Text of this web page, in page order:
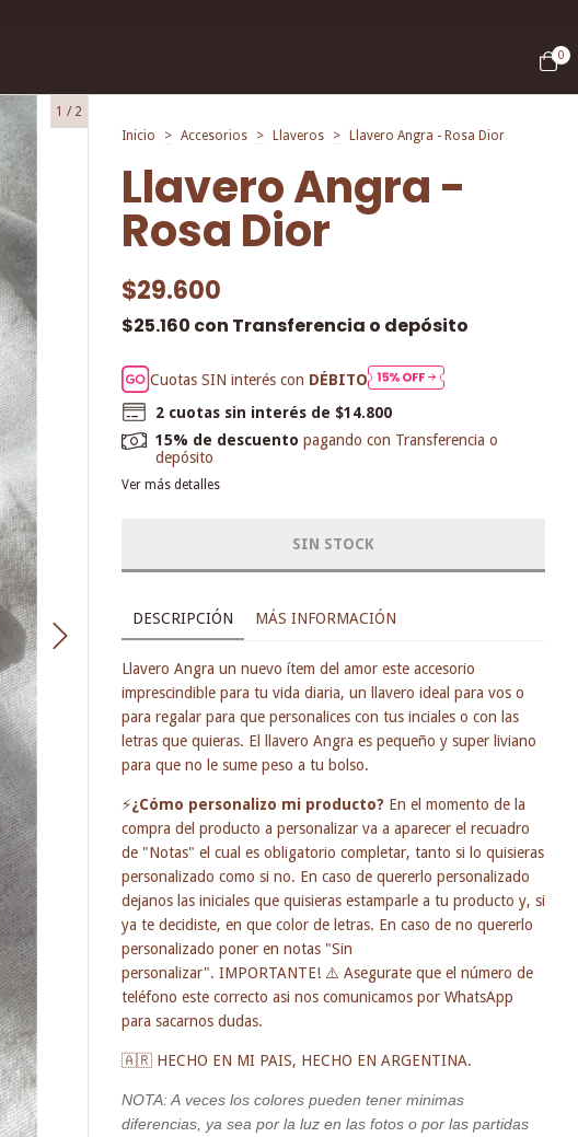
0
1 / 2
Inicio
> Accesorios > Llaveros > Llavero Angra - Rosa Dior
Llavero Angra -
Rosa Dior
$29.600
$25.160 con Transferencia o depósito
Cuotas SIN interés con DÉBITO
2 cuotas sin interés de $14.800
15% de descuento pagando con Transferencia o
depósito
Ver más detalles
DESCRIPCIÓN MÁS INFORMACIÓN
Llavero Angra un nuevo ítem del amor este accesorio
imprescindible para tu vida diaria, un llavero ideal para vos o
para regalar para que personalices con tus inciales o con las
letras que quieras. El llavero Angra es pequeño y super liviano
para que no le sume peso a tu bolso.
⚡¿Cómo personalizo mi producto? En el momento de la
compra del producto a personalizar va a aparecer el recuadro
de "Notas" el cual es obligatorio completar, tanto si lo quisieras
personalizado como si no. En caso de quererlo personalizado
dejanos las iniciales que quisieras estamparle a tu producto y, si
ya te decidiste, en que color de letras. En caso de no quererlo
personalizado poner en notas "Sin
personalizar". IMPORTANTE! ⚠️ Asegurate que el número de
teléfono este correcto asi nos comunicamos por WhatsApp
para sacarnos dudas.
🇦🇷 HECHO EN MI PAIS, HECHO EN ARGENTINA.
NOTA: A veces los colores pueden tener minimas
diferencias, ya sea por la luz en las fotos o por las partidas